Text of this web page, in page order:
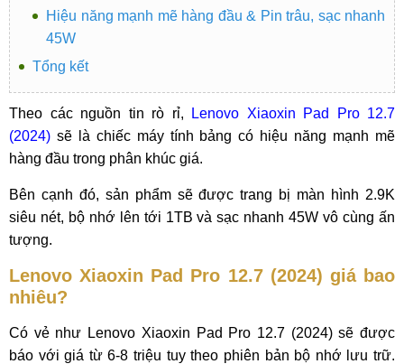
Hiệu năng mạnh mẽ hàng đầu & Pin trâu, sạc nhanh
45W
Tổng kết
Theo các nguồn tin rò rỉ,
Lenovo Xiaoxin Pad Pro 12.7
(2024) sẽ là chiếc máy tính bảng có hiệu năng mạnh mẽ
hàng đầu trong phân khúc giá.
Bên cạnh đó, sản phẩm sẽ được trang bị màn hình 2.9K
siêu nét, bộ nhớ lên tới 1TB và sạc nhanh 45W vô cùng ấn
tượng.
Lenovo Xiaoxin Pad Pro 12.7 (2024) giá bao
nhiêu?
Có vẻ như Lenovo Xiaoxin Pad Pro 12.7 (2024) sẽ được
báo với giá từ 6-8 triệu tuy theo phiên bản bộ nhớ lưu trữ.